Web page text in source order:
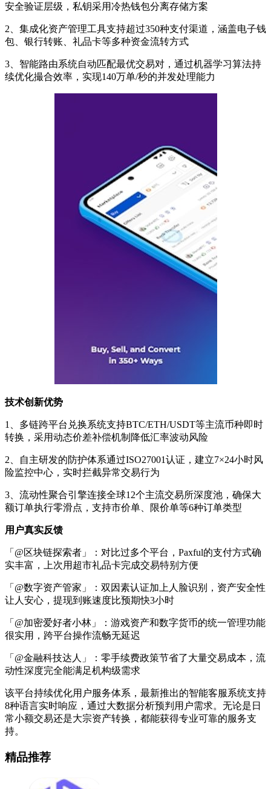
安全验证层级，私钥采用冷热钱包分离存储方案
2、集成化资产管理工具支持超过350种支付渠道，涵盖电子钱
包、银行转账、礼品卡等多种资金流转方式
3、智能路由系统自动匹配最优交易对，通过机器学习算法持
续优化撮合效率，实现140万单/秒的并发处理能力
技术创新优势
1、多链跨平台兑换系统支持BTC/ETH/USDT等主流币种即时
转换，采用动态价差补偿机制降低汇率波动风险
2、自主研发的防护体系通过ISO27001认证，建立7×24小时风
险监控中心，实时拦截异常交易行为
3、流动性聚合引擎连接全球12个主流交易所深度池，确保大
额订单执行零滑点，支持市价单、限价单等6种订单类型
用户真实反馈
「@区块链探索者」：对比过多个平台，Paxful的支付方式确
实丰富，上次用超市礼品卡完成交易特别方便
「@数字资产管家」：双因素认证加上人脸识别，资产安全性
让人安心，提现到账速度比预期快3小时
「@加密爱好者小林」：游戏资产和数字货币的统一管理功能
很实用，跨平台操作流畅无延迟
「@金融科技达人」：零手续费政策节省了大量交易成本，流
动性深度完全能满足机构级需求
该平台持续优化用户服务体系，最新推出的智能客服系统支持
8种语言实时响应，通过大数据分析预判用户需求。无论是日
常小额交易还是大宗资产转换，都能获得专业可靠的服务支
持。
精品推荐